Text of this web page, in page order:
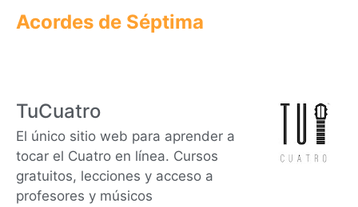
Acordes de Séptima
TuCuatro
El único sitio web para aprender a
tocar el Cuatro en línea. Cursos
gratuitos, lecciones y acceso a
profesores y músicos